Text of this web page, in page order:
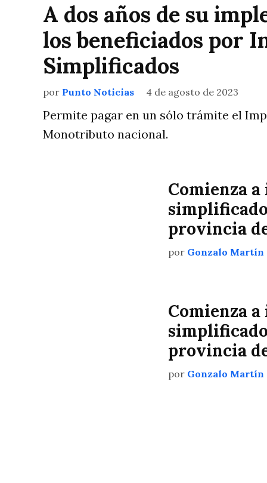
A dos años de su
los beneficiados por
Simplificados
por Punto Noticias 4 de agosto de 2023
Permite pagar en un sólo trámite el
Monotributo nacional.
Comienza
provincia
por Gonzalo Martín
Comienza
provincia
por Gonzalo Martín